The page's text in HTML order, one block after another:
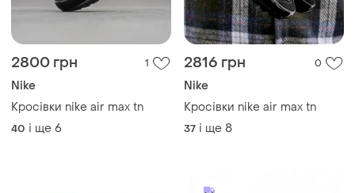
2800 грн 1
Nike
Кросівки nike air max tn
40 і ще 6
2816 грн 0
Nike
Кросівки nike air max tn
37 і ще 8